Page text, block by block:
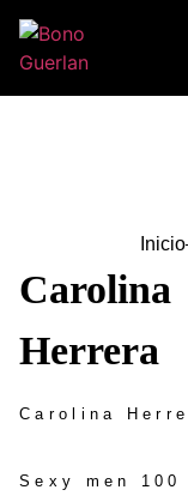
Inicio
Carolina
Herrera
Carolina
Sexy men 100